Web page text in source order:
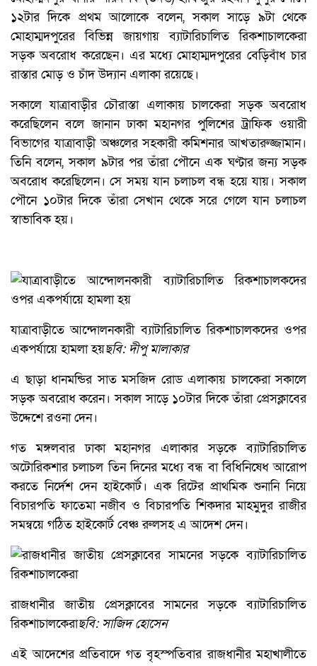
১২টার দিকে প্রথম আলোকে বলেন, সকাল সাড়ে ৯টা থেকে
মোহাম্মদপুরের বিভিন্ন জায়গায় ব্যাটারিচালিত রিকশাচালকেরা
সড়ক অবরোধ করেছেন। এর মধ্যে মোহাম্মদপুরের বেড়িবাঁধ চার
রাস্তার মোড় ও চাঁদ উদ্যান এলাকা রয়েছে।
সকালে যাত্রাবাড়ীর চৌরাস্তা এলাকায় চালকেরা সড়ক অবরোধ
করেছিলেন বলে জানান ঢাকা মহানগর পুলিশের ট্রাফিক ওয়ারী
বিভাগের যাত্রাবাড়ী অঞ্চলের সহকারী কমিশনার আখতারুজ্জামান।
তিনি বলেন, সকাল ৯টার পর তাঁরা পৌনে এক ঘণ্টার জন্য সড়ক
অবরোধ করেছিলেন। সে সময় যান চলাচল বন্ধ হয়ে যায়। সকাল
পৌনে ১০টার দিকে তাঁরা সেখান থেকে সরে গেলে যান চলাচল
স্বাভাবিক হয়।
যাত্রাবাড়ীতে আন্দোলনকারী ব্যাটারিচালিত রিকশাচালকদের ওপর
একপর্যায়ে হামলা হয়ছবি: দীপু মালাকার
এ ছাড়া ধানমন্ডির সাত মসজিদ রোড এলাকায় চালকেরা সকালে
সড়ক অবরোধ করেন। সকাল সাড়ে ১০টার দিকে তাঁরা প্রেসক্লাবের
উদ্দেশে রওনা দেন।
গত মঙ্গলবার ঢাকা মহানগর এলাকার সড়কে ব্যাটারিচালিত
অটোরিকশার চলাচল তিন দিনের মধ্যে বন্ধ বা বিধিনিষেধ আরোপ
করতে নির্দেশ দেন হাইকোর্ট। এক রিটের প্রাথমিক শুনানি নিয়ে
বিচারপতি ফাতেমা নজীব ও বিচারপতি শিকদার মাহমুদুর রাজীর
সমন্বয়ে গঠিত হাইকোর্ট বেঞ্চ রুলসহ এ আদেশ দেন।
রাজধানীর জাতীয় প্রেসক্লাবের সামনের সড়কে ব্যাটারিচালিত
রিকশাচালকেরাছবি: সাজিদ হোসেন
এই আদেশের প্রতিবাদে গত বৃহস্পতিবার রাজধানীর মহাখালীতে